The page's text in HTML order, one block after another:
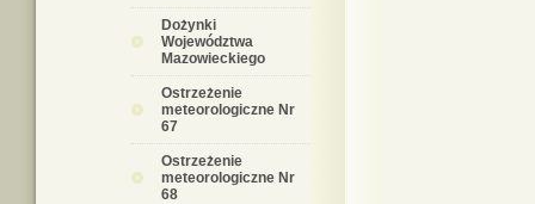
Dożynki
Województwa
Mazowieckiego
Ostrzeżenie
meteorologiczne Nr
67
Ostrzeżenie
meteorologiczne Nr
68